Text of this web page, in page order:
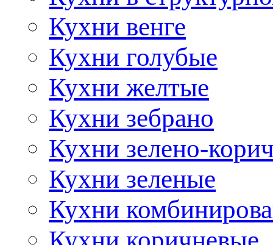
Кухни венге
Кухни голубые
Кухни желтые
Кухни зебрано
Кухни зелено-
Кухни зеленые
Кухни